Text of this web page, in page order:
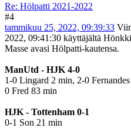
Re: Hölpatti 2021-2022
#4
tammikuu 25, 2022, 09:39:33
2022, 09:41:30 käyttäjältä Hönkki
Masse avasi Hölpatti-kautensa.
ManUtd - HJK 4-0
1-0 Lingard 2 min, 2-0
0 Fred 83 min
HJK - Tottenham 0-1
0-1 Son 21 min